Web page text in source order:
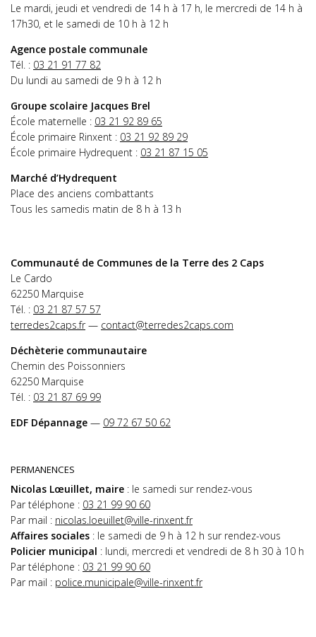
Le mardi, jeudi et vendredi de 14 h à 17 h, le mercredi de 14 h à
17h30, et le samedi de 10 h à 12 h
Agence postale communale
Tél. : 03 21 91 77 82
Du lundi au samedi de 9 h à 12 h
Groupe scolaire Jacques Brel
École maternelle : 03 21 92 89 65
École primaire Rinxent : 03 21 92 89 29
École primaire Hydrequent : 03 21 87 15 05
Marché d’Hydrequent
Place des anciens combattants
Tous les samedis matin de 8 h à 13 h
Communauté de Communes de la Terre des 2 Caps
Le Cardo
62250 Marquise
Tél. : 03 21 87 57 57
terredes2caps.fr— contact@terredes2caps.com
Déchèterie communautaire
Chemin des Poissonniers
62250 Marquise
Tél. : 03 21 87 69 99
EDF Dépannage — 09 72 67 50 62
PERMANENCES
Nicolas Lœuillet, maire : le samedi sur rendez-vous
Par téléphone : 03 21 99 90 60
Par mail : nicolas.loeuillet@ville-rinxent.fr
Affaires sociales : le samedi de 9 h à 12 h sur rendez-vous
Policier municipal : lundi, mercredi et vendredi de 8 h 30 à 10 h
Par téléphone : 03 21 99 90 60
Par mail : police.municipale@ville-rinxent.fr